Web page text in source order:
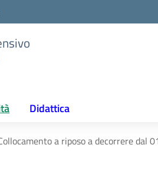
Didattica
a riposo a decorrere dal